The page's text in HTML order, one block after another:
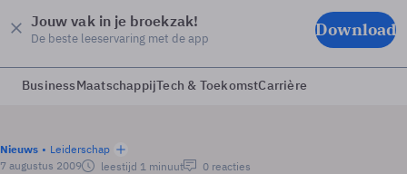
Jouw vak in je broekzak!
De beste leeservaring met de app Download
BusinessMaatschappijTech & ToekomstCarrière
Nieuws
Leiderschap
7 augustus 2009
leestijd 1 minuut 0 reacties